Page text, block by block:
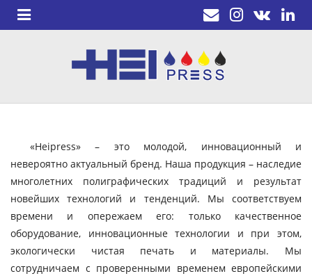
«Heipress» – это молодой, инновационный и
невероятно актуальный бренд. Наша продукция – наследие
многолетних полиграфических традиций и результат
новейших технологий и тенденций. Мы соответствуем
времени и опережаем его: только качественное
оборудование, инновационные технологии и при этом,
экологически чистая печать и материалы. Мы
сотрудничаем с проверенными временем европейскими